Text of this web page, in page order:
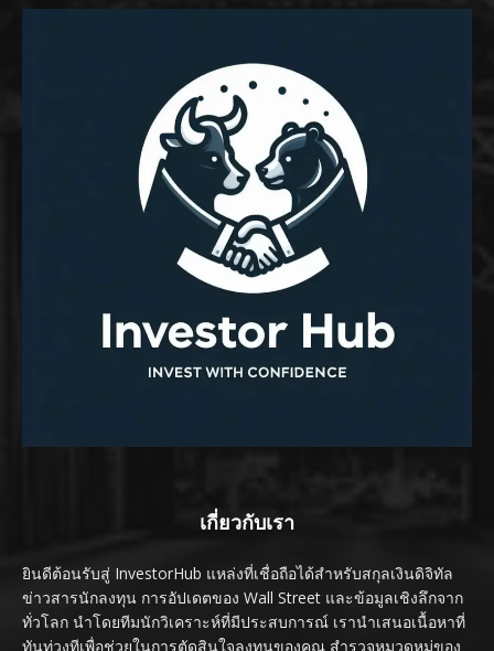
เกี่ยวกับเรา
ยินดีต้อนรับสู่ InvestorHub แหล่งที่เชื่อถือได้สำหรับสกุลเงินดิจิทัล
ข่าวสารนักลงทุน การอัปเดตของ Wall Street และข้อมูลเชิงลึกจาก
ทั่วโลก นำโดยทีมนักวิเคราะห์ที่มีประสบการณ์ เรานำเสนอเนื้อหาที่
ทันท่วงทีเพื่อช่วยในการตัดสินใจลงทุนของคุณ สำรวจหมวดหมู่ของ